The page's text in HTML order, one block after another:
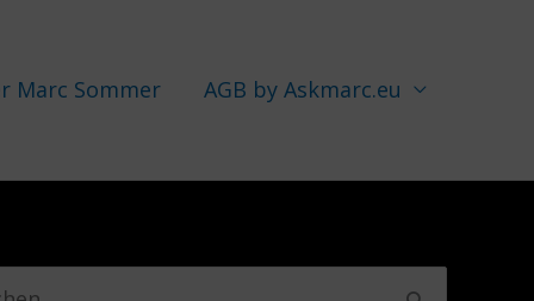
Marc Sommer AGB by Askmarc.eu